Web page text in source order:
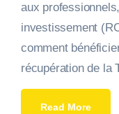
aux
investissement
comment
récupération de la
Read More